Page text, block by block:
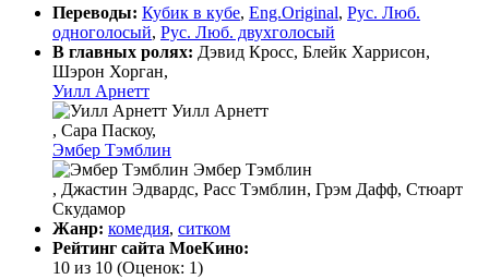
Переводы: Кубик в кубе, Eng.Original, Рус. Люб.
одноголосый, Рус. Люб. двухголосый
В главных ролях: Дэвид Кросс, Блейк Харрисон,
Шэрон Хорган,
Уилл Арнетт
Уилл Арнетт
, Сара Паскоу,
Эмбер Тэмблин
Эмбер Тэмблин
, Джастин Эдвардс, Расс Тэмблин, Грэм Дафф, Стюарт
Скудамор
Жанр: комедия, ситком
Рейтинг сайта МоеКино:
10 из 10 (Оценок: 1)